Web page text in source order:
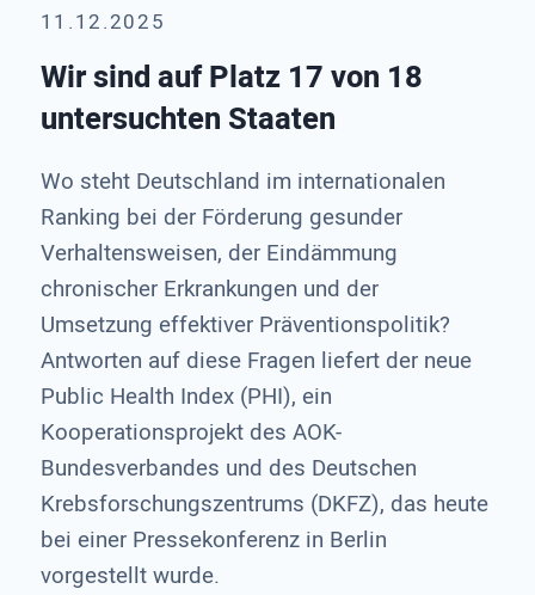
11.12.2025
Wir sind auf Platz 17 von 18
untersuchten Staaten
Wo steht Deutschland im internationalen
Ranking bei der Förderung gesunder
Verhaltensweisen, der Eindämmung
chronischer Erkrankungen und der
Umsetzung effektiver Präventionspolitik?
Antworten auf diese Fragen liefert der neue
Public Health Index (PHI), ein
Kooperationsprojekt des AOK-
Bundesverbandes und des Deutschen
Krebsforschungszentrums (DKFZ), das heute
bei einer Pressekonferenz in Berlin
vorgestellt wurde.